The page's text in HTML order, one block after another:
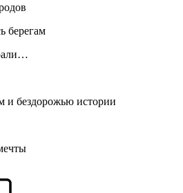
берегам
и бездорожью истории